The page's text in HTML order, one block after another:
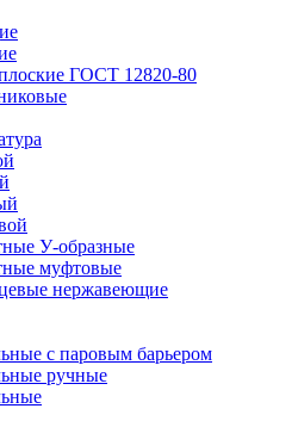
ГОСТ 12820-80
У-образные
муфтовые
нержавеющие
с паровым барьером
ручные